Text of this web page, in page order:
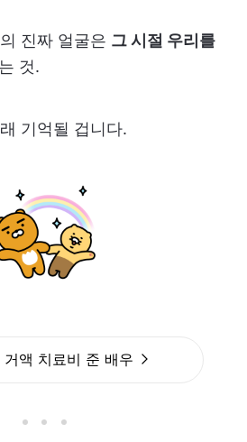
진짜 얼굴은 그 시절 우리를
것.
기억될 겁니다.
거액 치료비 준 배우